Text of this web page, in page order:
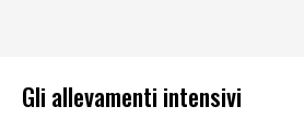
Gli allevamenti intensivi